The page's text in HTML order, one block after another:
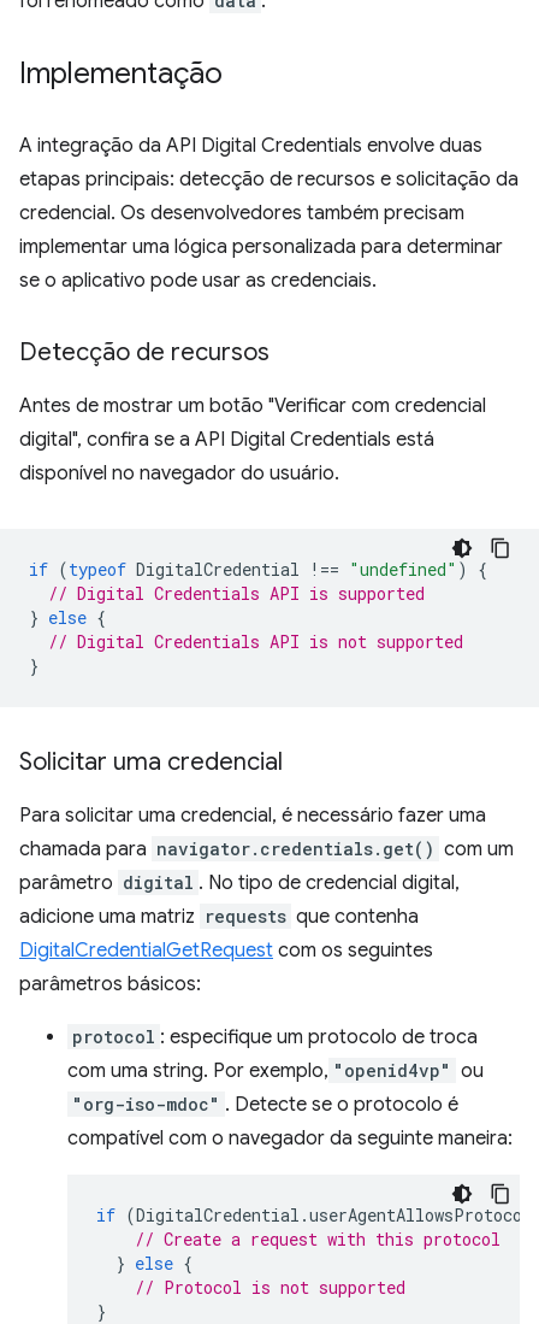
Implementação
A integração da API Digital Credentials envolve duas
etapas principais: detecção de recursos e solicitação da
credencial. Os desenvolvedores também precisam
implementar uma lógica personalizada para determinar
se o aplicativo pode usar as credenciais.
Detecção de recursos
Antes de mostrar um botão "Verificar com credencial
digital", confira se a API Digital Credentials está
disponível no navegador do usuário.
if (typeof DigitalCredential !== "undefined" )
{
// Digital Credentials API is supported
} else {
// Digital Credentials API is not supported
}
Solicitar uma credencial
Para solicitar uma credencial, é necessário fazer uma
chamada para navigator.credentials.get() com um
parâmetro digital . No tipo de credencial digital,
adicione uma matriz requests que contenha
DigitalCredentialGetRequest com os seguintes
parâmetros básicos:
protocol : especifique um protocolo de troca
com uma string. Por exemplo, "openid4vp" ou
"org-iso-mdoc" . Detecte se o protocolo é
compatível com o navegador da seguinte maneira:
if (DigitalCredential .userAgentAllowsProtocol
// Create a request with this protocol
} else {
// Protocol is not supported
}